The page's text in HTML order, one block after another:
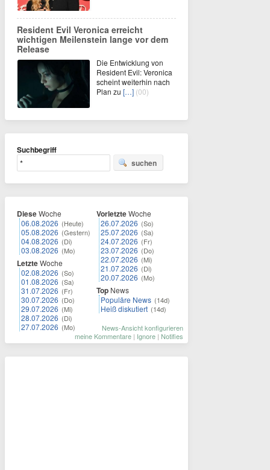
Resident Evil Veronica erreicht
wichtigen Meilenstein lange vor dem
Release
Die Entwicklung von
Resident Evil: Veronica
scheint weiterhin nach
Plan zu […] (00)
Suchbegriff
suchen
DieseWoche
06.08.2026 (Heute)
05.08.2026 (Gestern)
04.08.2026 (Di)
03.08.2026 (Mo)
LetzteWoche
02.08.2026 (So)
01.08.2026 (Sa)
31.07.2026 (Fr)
30.07.2026 (Do)
29.07.2026 (Mi)
28.07.2026 (Di)
27.07.2026 (Mo)
VorletzteWoche
26.07.2026 (So)
25.07.2026 (Sa)
24.07.2026 (Fr)
23.07.2026 (Do)
22.07.2026 (Mi)
21.07.2026 (Di)
20.07.2026 (Mo)
Top News
Populäre News (14d)
Heiß diskutiert (14d)
News-Ansicht konfigurieren
meine Kommentare | Ignore | Notifies